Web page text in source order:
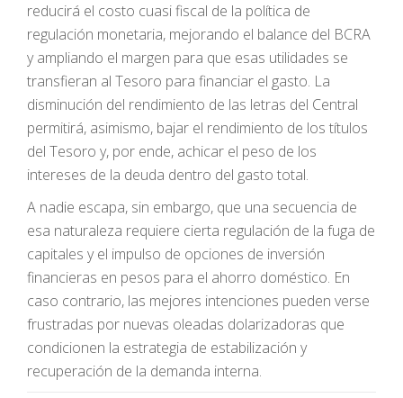
reducirá el costo cuasi fiscal de la política de
regulación monetaria, mejorando el balance del BCRA
y ampliando el margen para que esas utilidades se
transfieran al Tesoro para financiar el gasto. La
disminución del rendimiento de las letras del Central
permitirá, asimismo, bajar el rendimiento de los títulos
del Tesoro y, por ende, achicar el peso de los
intereses de la deuda dentro del gasto total.
A nadie escapa, sin embargo, que una secuencia de
esa naturaleza requiere cierta regulación de la fuga de
capitales y el impulso de opciones de inversión
financieras en pesos para el ahorro doméstico. En
caso contrario, las mejores intenciones pueden verse
frustradas por nuevas oleadas dolarizadoras que
condicionen la estrategia de estabilización y
recuperación de la demanda interna.